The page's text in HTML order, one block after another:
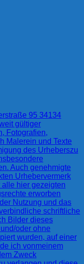
95 34134
gültiger
Fotografien,
Malerein und Texte
des Urheberszu
Auch genehmigte
Urhebervermerk
hier gezeigten
erworben
Nutzung und das
schriftliche
Bilder dieses
oder ohne
wurden, auf einer
ich vonmeinem
Zweck